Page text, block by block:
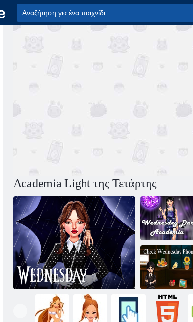
Academia Light της Τετάρτης
Τετάρτη
σκοτεινή
ακαδημαϊκή
ακαδημαϊκή
Ελέγξτε την
Τετάρτη